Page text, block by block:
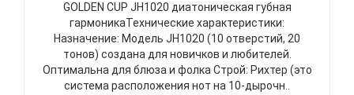
GOLDEN CUP JH1020 диатоническая губная
гармоникаТехнические характеристики:
Назначение: Модель JH1020 (10 отверстий, 20
тонов) создана для новичков и любителей.
Оптимальна для блюза и фолка Строй: Рихтер (это
система расположения нот на 10-дырочн..